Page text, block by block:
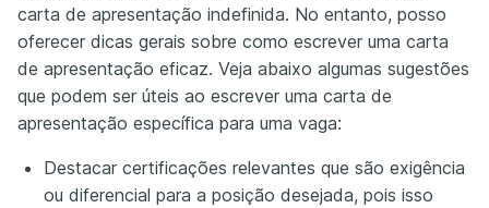
carta de apresentação indefinida. No entanto, posso
oferecer dicas gerais sobre como escrever uma carta
de apresentação eficaz. Veja abaixo algumas sugestões
que podem ser úteis ao escrever uma carta de
apresentação específica para uma vaga:
Destacar certificações relevantes que são exigência
ou diferencial para a posição desejada, pois isso